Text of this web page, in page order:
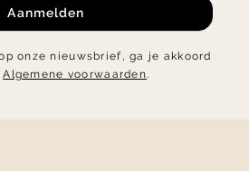
Aanmelden
onze nieuwsbrief, ga je akkoord
Algemene voorwaarden.